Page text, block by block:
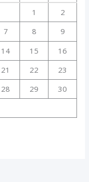
1
2
7 8
9
14 15
16
21 22
23
28 29
30